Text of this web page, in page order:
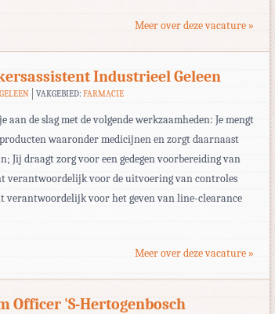
Meer over deze vacature »
Industrieel Geleen
GELEEN VAKGEBIED:FARMACIE
aan de slag met de volgende werkzaamheden: Je mengt
waaronder medicijnen en zorgt daarnaast
Jij draagt zorg voor een gedegen voorbereiding van
verantwoordelijk voor de uitvoering van controles
verantwoordelijk voor het geven van line-clearance
Meer over deze vacature »
Officer 'S-Hertogenbosch